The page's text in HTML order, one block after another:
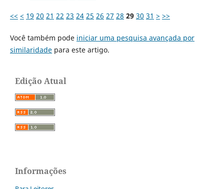
<< < 19 20 21 22 23 24 25 26 27 28 29 30 31 > >>
Você também pode iniciar uma pesquisa avançada por
similaridadepara este artigo.
Edição Atual
Informações